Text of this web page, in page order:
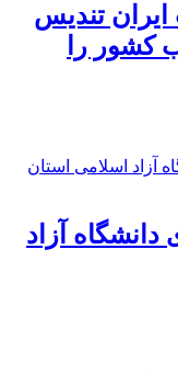
تندیس
کشور را
آزاد